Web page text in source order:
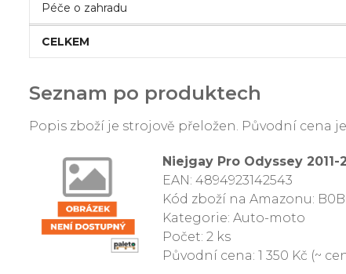
Péče o zahradu
CELKEM
Seznam po produktech
Popis zboží je strojově přeložen. Původní cena
Niejgay Pro Odyssey
EAN: 4894923142543
Kód zboží na Amazonu:
Kategorie: Auto-moto
Počet: 2 ks
Původní cena: 1 350 Kč (~